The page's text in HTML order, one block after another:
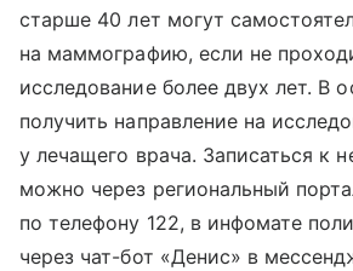
старше 40 лет могут
на маммографию, если не
исследование более двух лет. В
получить направление на
у лечащего врача. Записаться к
можно через региональный
по телефону 122, в инфомате
через чат-бот «Денис» в